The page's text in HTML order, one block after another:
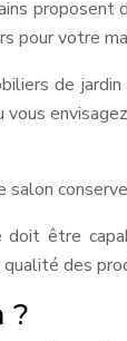
pour votre
de
être
des
?